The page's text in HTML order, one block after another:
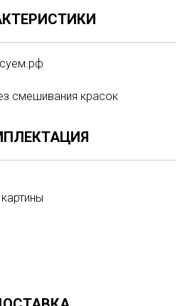
смешивания красок